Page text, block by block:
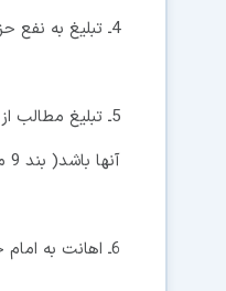
4ـ تبليغ به نفع حزب، گروه يا فرقه منحرف و مخالف اسلام ( بند 9 ماده 6 قانون مطبوعات)
5ـ تبليغ
آنها باشد( بند 9 ماده 6 قانون مطبوعات)
6ـ اهانت به امام خميني(ره) و تحريف آثار ايشان (ماده 514 قانون مجازات اسلامي)